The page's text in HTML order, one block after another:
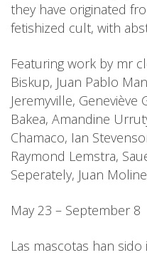
they have originated
fetishized cult, with
Featuring work by mr
Biskup, Juan Pablo
Jeremyville, Geneviève
Bakea, Amandine
Chamaco, Ian
Raymond Lemstra,
Seperately, Juan
May 23 – September 8
Las mascotas han